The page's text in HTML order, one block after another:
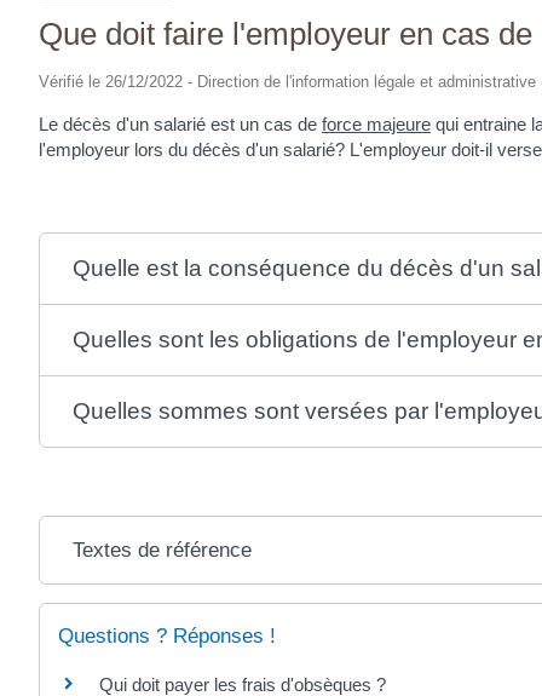
Que doit faire l'employeur en cas
Vérifié le 26/12/2022 - Direction de l'information légale et
Le décès d'un salarié est un cas de force majeure qui entraine
l'employeur lors du décès d'un salarié? L'employeur doit-il
Quelle est la conséquence du décès d'un
Quelles sont les obligations de l'employeur
Quelles sommes sont versées par
Textes de référence
Questions ? Réponses !
Qui doit payer les frais d'obsèques ?